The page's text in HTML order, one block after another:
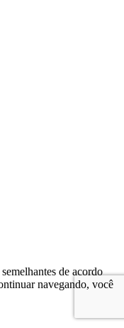
de acordo
navegando, você